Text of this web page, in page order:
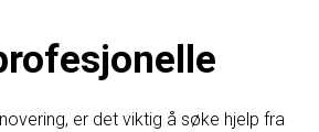
er det viktig å søke hjelp fra